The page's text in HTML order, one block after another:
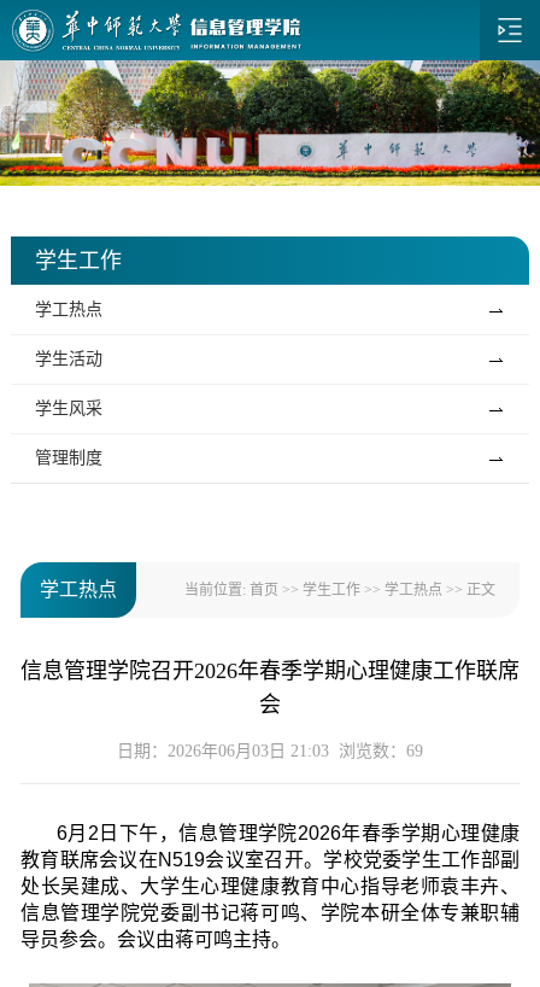
学生工作
学工热点
学生活动
学生风采
管理制度
学工热点 当前位置:首页 >> 学生工作 >> 学工热点 >> 正文
信息管理学院召开2026年春季学期心理健康工作联席
会
日期：2026年06月03日 21:03 浏览数： 69
6月2日下午，信息管理学院2026年春季学期心理健康
教育联席会议在N519会议室召开。学校党委学生工作部副
处长吴建成、大学生心理健康教育中心指导老师袁丰卉、
信息管理学院党委副书记蒋可鸣、学院本研全体专兼职辅
导员参会。会议由蒋可鸣主持。